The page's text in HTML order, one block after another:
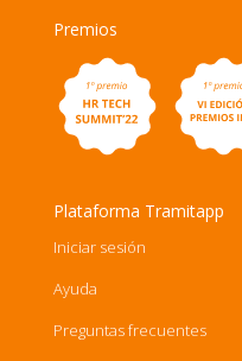
Premios
Plataforma Tramitapp
Iniciar sesión
Ayuda
Preguntas frecuentes